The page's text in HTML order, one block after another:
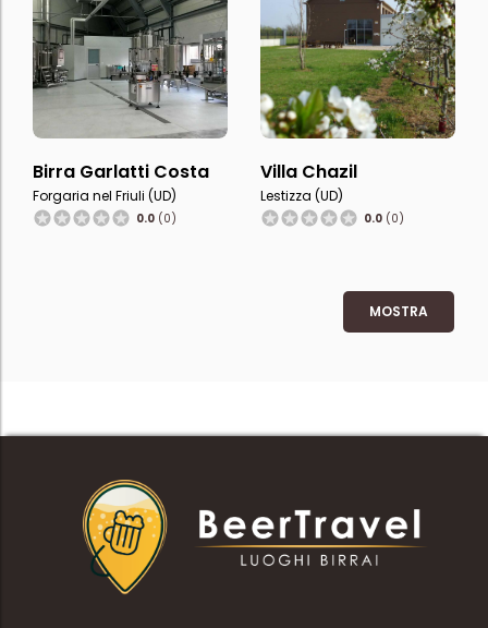
Birra Garlatti Costa
Forgaria nel Friuli (UD)
0.0 (0)
Villa Chazil
Lestizza (UD)
0.0 (0)
MOSTRA